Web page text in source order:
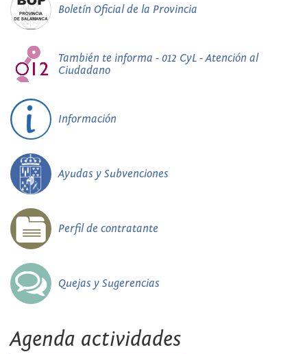
Boletín Oficial de la Provincia
También te informa - 012 CyL - Atención al
Ciudadano
Información
Ayudas y Subvenciones
Perfil de contratante
Quejas y Sugerencias
Agenda actividades